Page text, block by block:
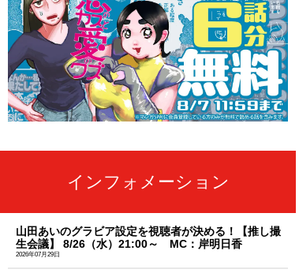
インフォメーション
山田あいのグラビア設定を視聴者が決める！【推し撮
生会議】 8/26（水）21:00～ MC：岸明日香
2026年07月29日